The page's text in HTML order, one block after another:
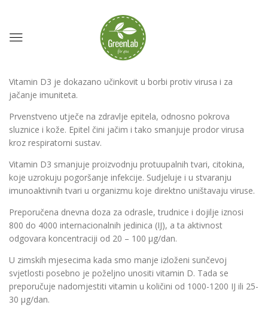
Vitamin D3 je dokazano učinkovit u borbi protiv virusa i za
jačanje imuniteta.
Prvenstveno utječe na zdravlje epitela, odnosno pokrova
sluznice i kože. Epitel čini jačim i tako smanjuje prodor virusa
kroz respiratorni sustav.
Vitamin D3 smanjuje proizvodnju protuupalnih tvari, citokina,
koje uzrokuju pogoršanje infekcije. Sudjeluje i u stvaranju
imunoaktivnih tvari u organizmu koje direktno uništavaju viruse.
Preporučena dnevna doza za odrasle, trudnice i dojilje iznosi
800 do 4000 internacionalnih jedinica (IJ), a ta aktivnost
odgovara koncentraciji od 20 – 100 µg/dan.
U zimskih mjesecima kada smo manje izloženi sunčevoj
svjetlosti posebno je poželjno unositi vitamin D. Tada se
preporučuje nadomjestiti vitamin u količini od 1000-1200 IJ ili 25-
30 μg/dan.